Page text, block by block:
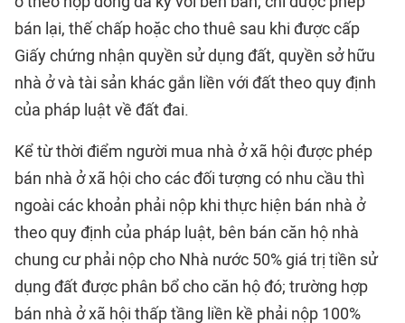
bán lại, thế chấp hoặc cho thuê sau khi được cấp
Giấy chứng nhận quyền sử dụng đất, quyền sở hữu
nhà ở và tài sản khác gắn liền với đất theo quy định
của pháp luật về đất đai.
Kể từ thời điểm người mua nhà ở xã hội được phép
bán nhà ở xã hội cho các đối tượng có nhu cầu thì
ngoài các khoản phải nộp khi thực hiện bán nhà ở
theo quy định của pháp luật, bên bán căn hộ nhà
chung cư phải nộp cho Nhà nước 50% giá trị tiền sử
dụng đất được phân bổ cho căn hộ đó; trường hợp
bán nhà ở xã hội thấp tầng liền kề phải nộp 100%